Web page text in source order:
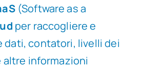
(Software as a
per raccogliere e
dati, contatori, livelli dei
informazioni